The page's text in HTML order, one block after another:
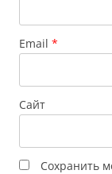
Email *
Сайт
Сохранить